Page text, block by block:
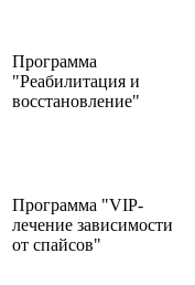
Программа
"Реабилитация и
восстановление"
Программа "VIP-
лечение зависимости
от спайсов"